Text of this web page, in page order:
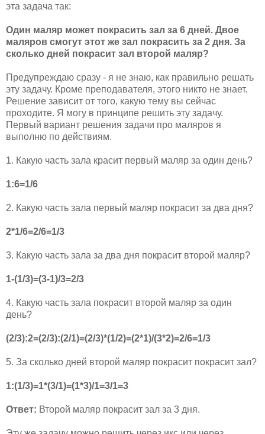
эта задача так:
Один маляр может покрасить зал за 6 дней. Двое
маляров смогут этот же зал покрасить за 2 дня. За
сколько дней покрасит зал второй маляр?
Предупреждаю сразу - я не знаю, как правильно решать
эту задачу. Кроме преподавателя, этого никто не знает.
Решение зависит от того, какую тему вы сейчас
проходите. Я могу в принципе решить эту задачу.
Первый вариант решения задачи про маляров я
выполню по действиям.
1. Какую часть зала красит первый маляр за один день?
1:6=1/6
2. Какую часть зала первый маляр покрасит за два дня?
2*1/6=2/6=1/3
3. Какую часть зала за два дня покрасит второй маляр?
1-(1/3)=(3-1)/3=2/3
4. Какую часть зала покрасит второй маляр за один
день?
(2/3):2=(2/3):(2/1)=(2/3)*(1/2)=(2*1)/(3*2)=2/6=1/3
5. За сколько дней второй маляр покрасит покрасит зал?
1:(1/3)=1*(3/1)=(1*3)/1=3/1=3
Ответ: Второй маляр покрасит зал за 3 дня.